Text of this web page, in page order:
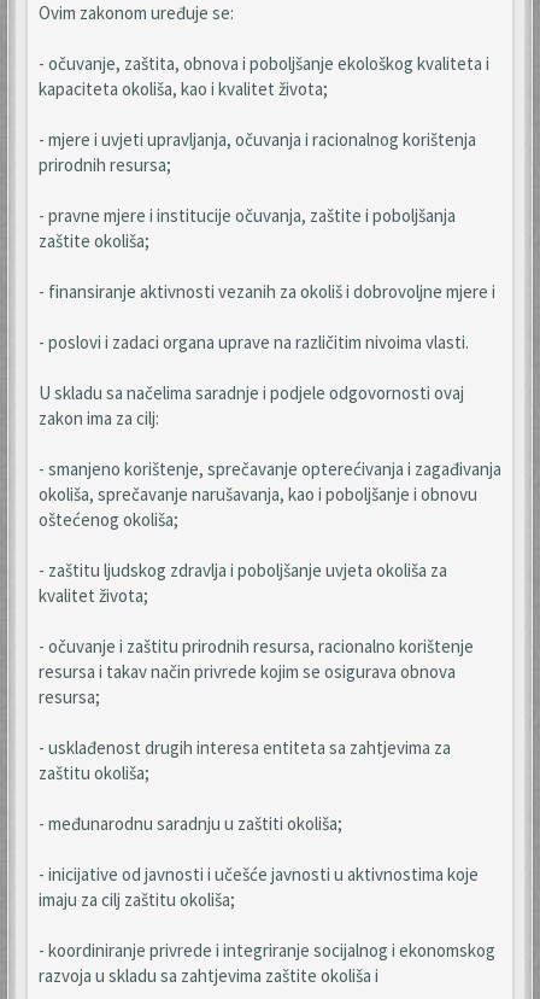
Ovim zakonom uređuje se:
- očuvanje, zaštita, obnova i poboljšanje ekološkog kvaliteta i
kapaciteta okoliša, kao i kvalitet života;
- mjere i uvjeti upravljanja, očuvanja i racionalnog korištenja
prirodnih resursa;
- pravne mjere i institucije očuvanja, zaštite i poboljšanja
zaštite okoliša;
- finansiranje aktivnosti vezanih za okoliš i dobrovoljne mjere i
- poslovi i zadaci organa uprave na različitim nivoima vlasti.
U skladu sa načelima saradnje i podjele odgovornosti ovaj
zakon ima za cilj:
- smanjeno korištenje, sprečavanje opterećivanja i zagađivanja
okoliša, sprečavanje narušavanja, kao i poboljšanje i obnovu
oštećenog okoliša;
- zaštitu ljudskog zdravlja i poboljšanje uvjeta okoliša za
kvalitet života;
- očuvanje i zaštitu prirodnih resursa, racionalno korištenje
resursa i takav način privrede kojim se osigurava obnova
resursa;
- usklađenost drugih interesa entiteta sa zahtjevima za
zaštitu okoliša;
- međunarodnu saradnju u zaštiti okoliša;
- inicijative od javnosti i učešće javnosti u aktivnostima koje
imaju za cilj zaštitu okoliša;
- koordiniranje privrede i integriranje socijalnog i ekonomskog
razvoja u skladu sa zahtjevima zaštite okoliša i